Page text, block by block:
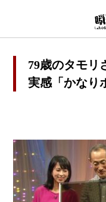
79歳のタモリ
実感「かなり